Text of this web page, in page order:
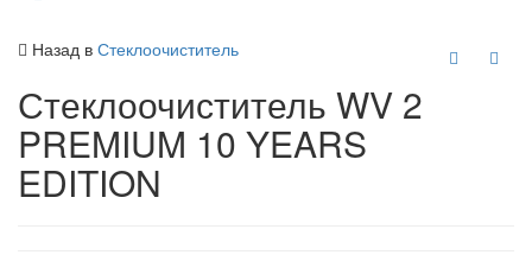
Назад в Стеклоочиститель
Стеклоочиститель WV 2
PREMIUM 10 YEARS
EDITION